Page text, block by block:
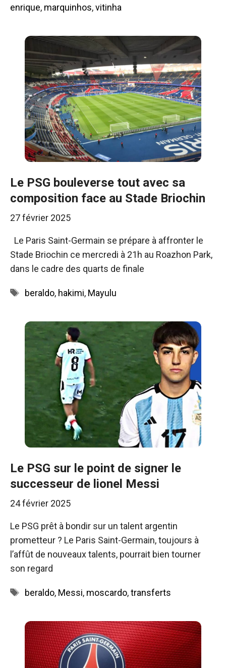
enrique, marquinhos,vitinha
Le PSG bouleverse tout avec sa
composition face au Stade Briochin
27 février 2025
Le Paris Saint-Germain se prépare à affronter le
Stade Briochin ce mercredi à 21h au Roazhon Park,
dans le cadre des quarts de finale
Étiquettes
beraldo, hakimi, Mayulu
Le PSG sur le point de signer le
successeur de lionel Messi
24 février 2025
Le PSG prêt à bondir sur un talent argentin
prometteur ? Le Paris Saint-Germain, toujours à
l’affût de nouveaux talents, pourrait bien tourner
son regard
Étiquettes
beraldo, Messi, moscardo,transferts